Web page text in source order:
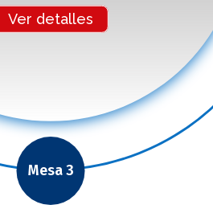
Mesa 3
Ver detalles